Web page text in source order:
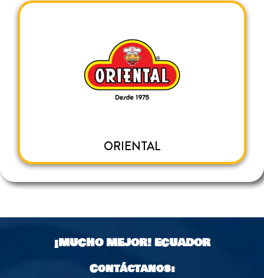
ORIENTAL
¡MUCHO MEJOR!ECUADOR
Contáctanos: